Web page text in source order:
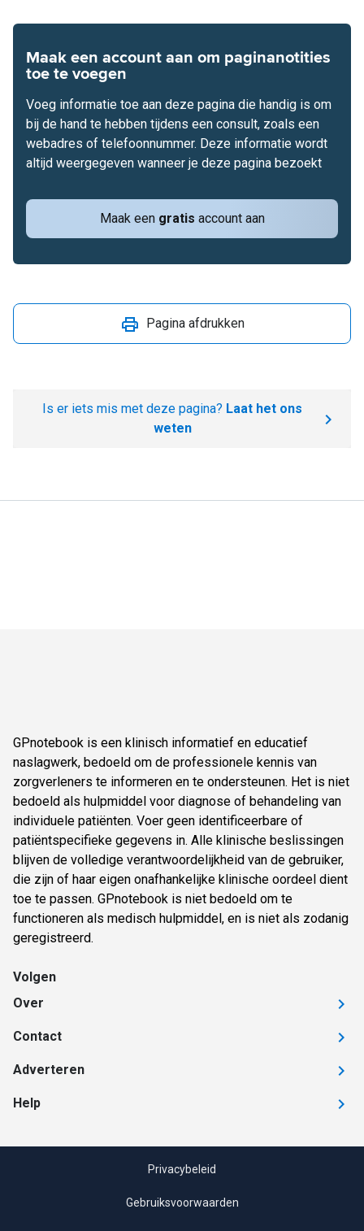
Maak een account aan om paginanotities
toe te voegen
Maak een gratis account aan
Voeg informatie toe aan deze pagina die handig is om
bij de hand te hebben tijdens een consult, zoals een
webadres of telefoonnummer. Deze informatie wordt
altijd weergegeven wanneer je deze pagina bezoekt
Pagina afdrukken
Is er iets mis met deze pagina? Laat het ons
weten
GPnotebook is een klinisch informatief en educatief
naslagwerk, bedoeld om de professionele kennis van
zorgverleners te informeren en te ondersteunen. Het is niet
bedoeld als hulpmiddel voor diagnose of behandeling van
individuele patiënten. Voer geen identificeerbare of
patiëntspecifieke gegevens in. Alle klinische beslissingen
blijven de volledige verantwoordelijkheid van de gebruiker,
die zijn of haar eigen onafhankelijke klinische oordeel dient
toe te passen. GPnotebook is niet bedoeld om te
functioneren als medisch hulpmiddel, en is niet als zodanig
geregistreerd.
Volgen
Over
Contact
Adverteren
Help
Privacybeleid
Gebruiksvoorwaarden